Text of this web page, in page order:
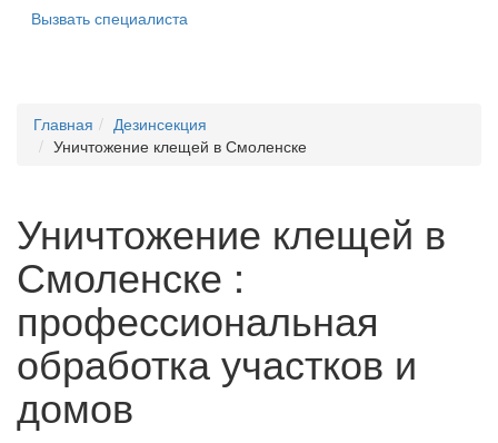
Вызвать специалиста
Главная
Дезинсекция
Уничтожение клещей в Смоленске
Уничтожение клещей в
Смоленске :
профессиональная
обработка участков и
домов